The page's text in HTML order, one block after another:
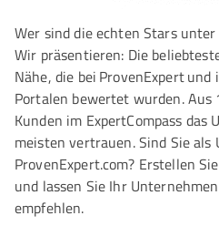
Wer sind die echten Stars
Wir präsentieren: Die
Nähe, die bei ProvenExpert
Portalen bewertet wurden. Aus
Kunden im ExpertCompass das
meisten vertrauen. Sind Sie als
ProvenExpert.com? Erstellen
und lassen Sie Ihr
empfehlen.